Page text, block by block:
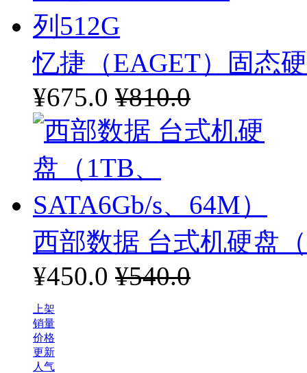
忆捷（EAGET）固态
¥675.0 ¥810.0
西部数据 台式机硬盘
¥450.0 ¥540.0
上架
销量
价格
更新
人气